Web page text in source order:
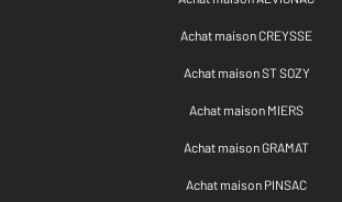
Achat maison CREYSSE
Achat maison ST SOZY
Achat maison MIERS
Achat maison GRAMAT
Achat maison PINSAC